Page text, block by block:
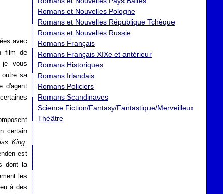
avec
film de
je vous
outre sa
d'agent
certain
King.
est
dont la
les
à des
Romans et Nouvelles Pologne
Romans et Nouvelles République Tchèque
Romans et Nouvelles Russie
Romans Français
Romans Français XIXe et antérieur
Romans Historiques
Romans Irlandais
Romans Policiers
Romans Scandinaves
Science Fiction/Fantasy/Fantastique/Merveilleux
Théâtre